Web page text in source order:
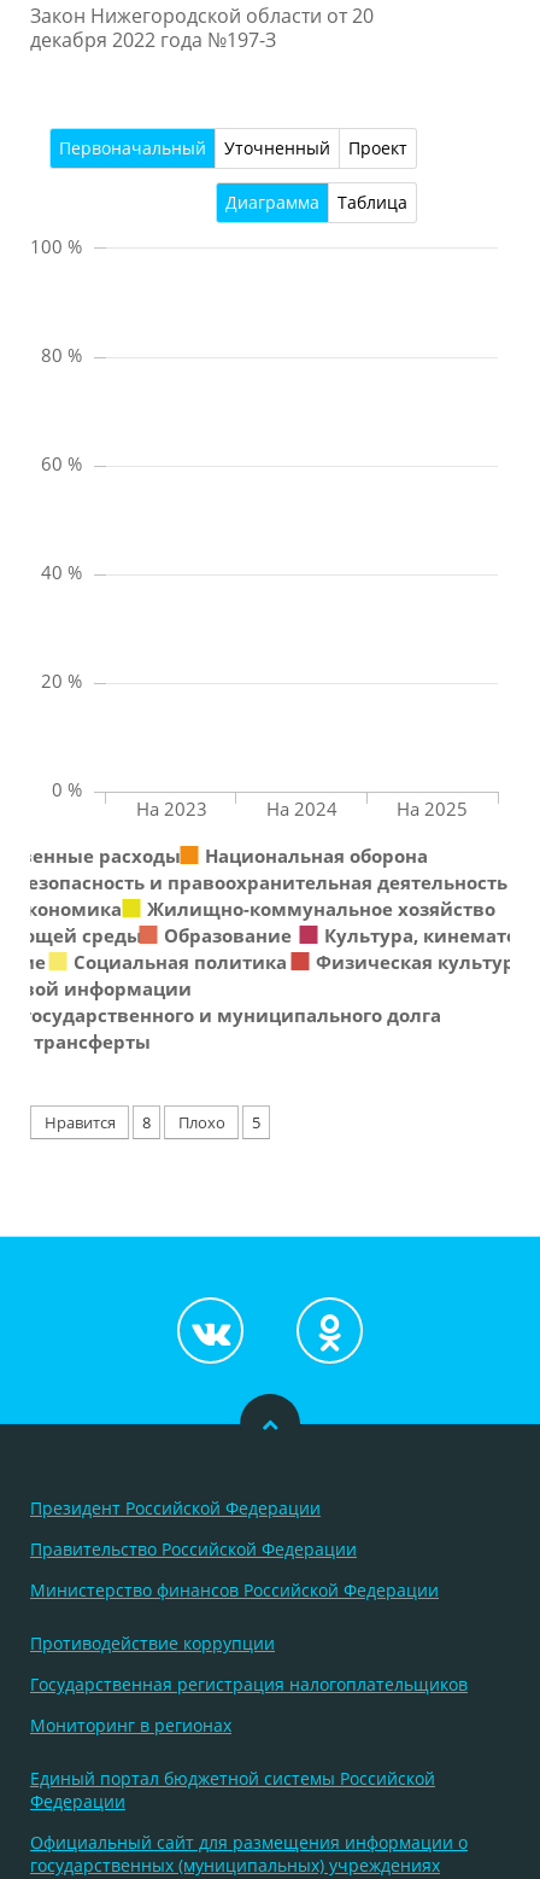
Закон Нижегородской области от 20
декабря 2022 года №197-З
Первоначальный Уточненный Проект
Диаграмма Таблица
расходы
Национальная оборона
безопасность и правоохранительная деятельность
экономика
Жилищно-коммунальное хозяйство
среды
Образование
Культура,
Социальная политика
Физическая культура
информации
государственного и муниципального долга
трансферты
На 2023 На 2024 На 2025
0 %
20 %
40 %
60 %
80 %
100 %
Нравится 8 Плохо 5
Президент Российской Федерации
Правительство Российской Федерации
Министерство финансов Российской Федерации
Противодействие коррупции
Государственная регистрация налогоплательщиков
Мониторинг в регионах
Единый портал бюджетной системы Российской
Федерации
Официальный сайт для размещения информации о
государственных (муниципальных) учреждениях